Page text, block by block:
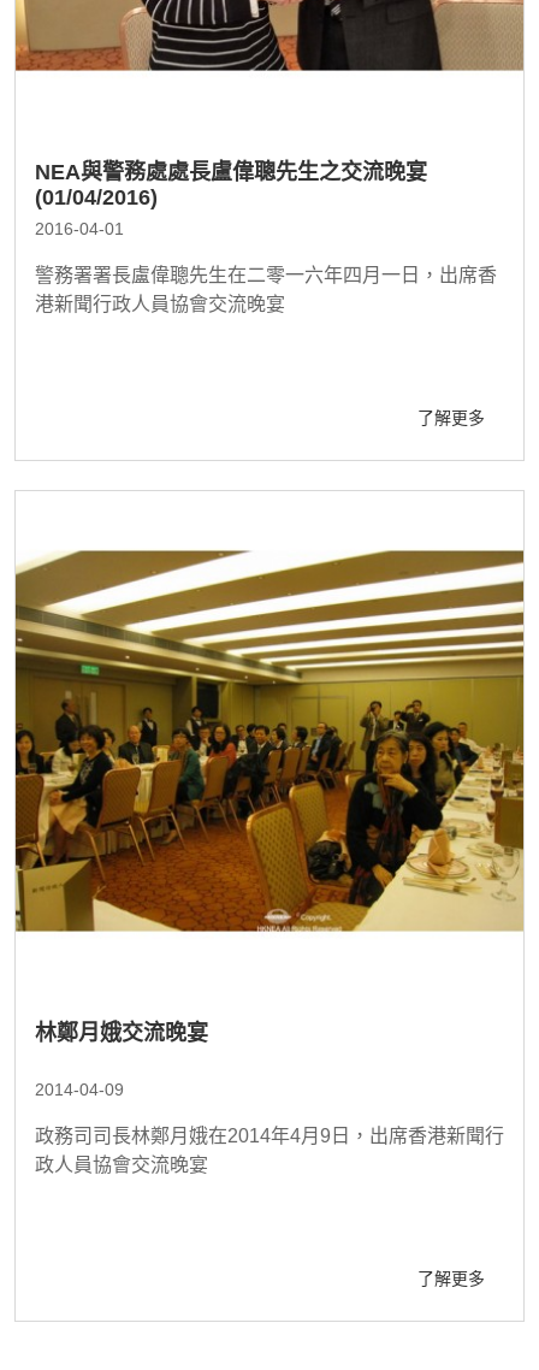
NEA與警務處處長盧偉聰先生之交流晚宴
(01/04/2016)
2016-04-01
警務署署長盧偉聰先生在二零一六年四月一日，出席香
港新聞行政人員協會交流晚宴
了解更多
林鄭月娥交流晚宴
2014-04-09
政務司司長林鄭月娥在2014年4月9日，出席香港新聞行
政人員協會交流晚宴
了解更多